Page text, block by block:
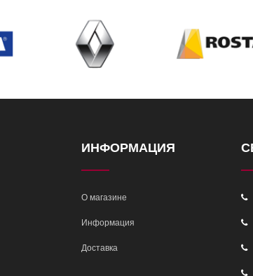
ИНФОРМАЦИЯ
О магазине
Информация
Доставка